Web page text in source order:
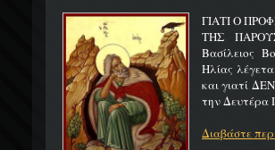
ΓΙΑΤΙ Ο
ΤΗΣ
Βασίλειος
Ηλίας
και γιατί
την Δευτέρα
Διαβάστε